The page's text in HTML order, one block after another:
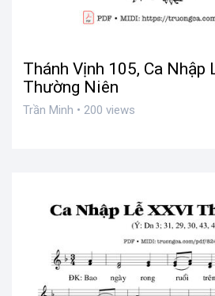
Thánh Vịnh 105, Ca Nhập
Thường Niên
Trần Minh • 200 views